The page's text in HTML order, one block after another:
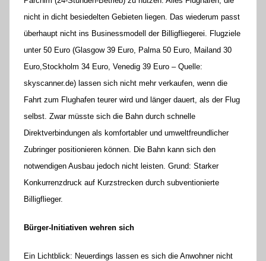
nicht in dicht besiedelten Gebieten liegen. Das wiederum passt
überhaupt nicht ins Businessmodell der Billigfliegerei. Flugziele
unter 50 Euro (Glasgow 39 Euro, Palma 50 Euro, Mailand 30
Euro,Stockholm 34 Euro, Venedig 39 Euro – Quelle:
skyscanner.de) lassen sich nicht mehr verkaufen, wenn die
Fahrt zum Flughafen teurer wird und länger dauert, als der Flug
selbst. Zwar müsste sich die Bahn durch schnelle
Direktverbindungen als komfortabler und umweltfreundlicher
Zubringer positionieren können. Die Bahn kann sich den
notwendigen Ausbau jedoch nicht leisten. Grund: Starker
Konkurrenzdruck auf Kurzstrecken durch subventionierte
Billigflieger.
Bürger-Initiativen wehren sich
Ein Lichtblick: Neuerdings lassen es sich die Anwohner nicht